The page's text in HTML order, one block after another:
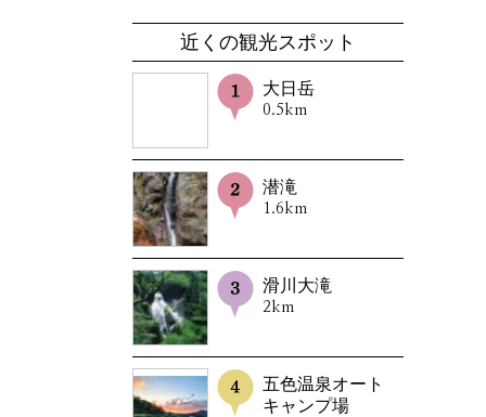
近くの観光スポット
大日岳
0.5km
潜滝
1.6km
滑川大滝
2km
五色温泉オート
キャンプ場